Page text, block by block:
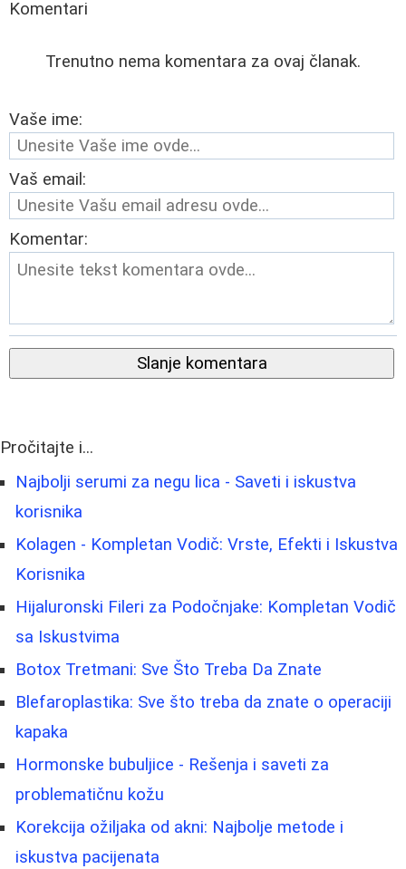
Komentari
Trenutno nema komentara za ovaj članak.
Vaše ime:
Vaš email:
Komentar:
Slanje komentara
Pročitajte i...
Najbolji serumi za negu lica - Saveti i iskustva
korisnika
Kolagen - Kompletan Vodič: Vrste, Efekti i Iskustva
Korisnika
Hijaluronski Fileri za Podočnjake: Kompletan Vodič
sa Iskustvima
Botox Tretmani: Sve Što Treba Da Znate
Blefaroplastika: Sve što treba da znate o operaciji
kapaka
Hormonske bubuljice - Rešenja i saveti za
problematičnu kožu
Korekcija ožiljaka od akni: Najbolje metode i
iskustva pacijenata